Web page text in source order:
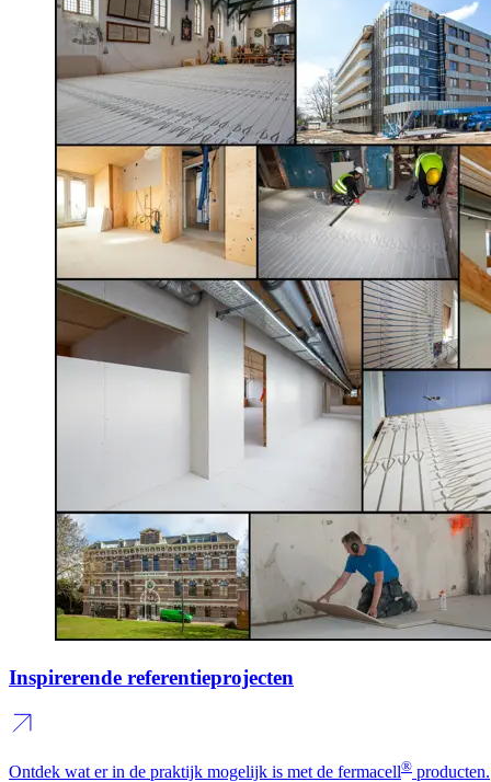
Inspirerende referentieprojecten
Ontdek wat er in de praktijk mogelijk is met de fermacell® producten.